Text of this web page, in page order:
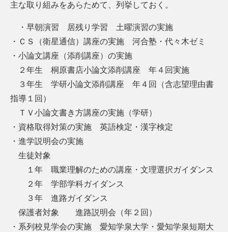
主な取り組みをあらためて、列挙しておく。
・早朝演習 居残り学習 土曜演習の実施
・ＣＳ（衛星通信）講座の実施 河合塾・代々木ゼミ
・小論文講座（添削講座）の実施
２年生 桐原書店小論文添削講座 年４回実施
３年生 学研小論文添削講座 年４回（含志望理由書
指導１回）
ＴＶ小論文書き方講座の実施（学研）
・資格取得対策の実施 英語検定・漢字検定
・進学説明会の実施
生徒対象
１年 職業理解のための講座・文理選択ガイダンス
２年 学部学科ガイダンス
３年 進路ガイダンス
保護者対象 進路説明会（年２回）
・系列校見学会の実施 愛知学泉大学・愛知学泉短期大